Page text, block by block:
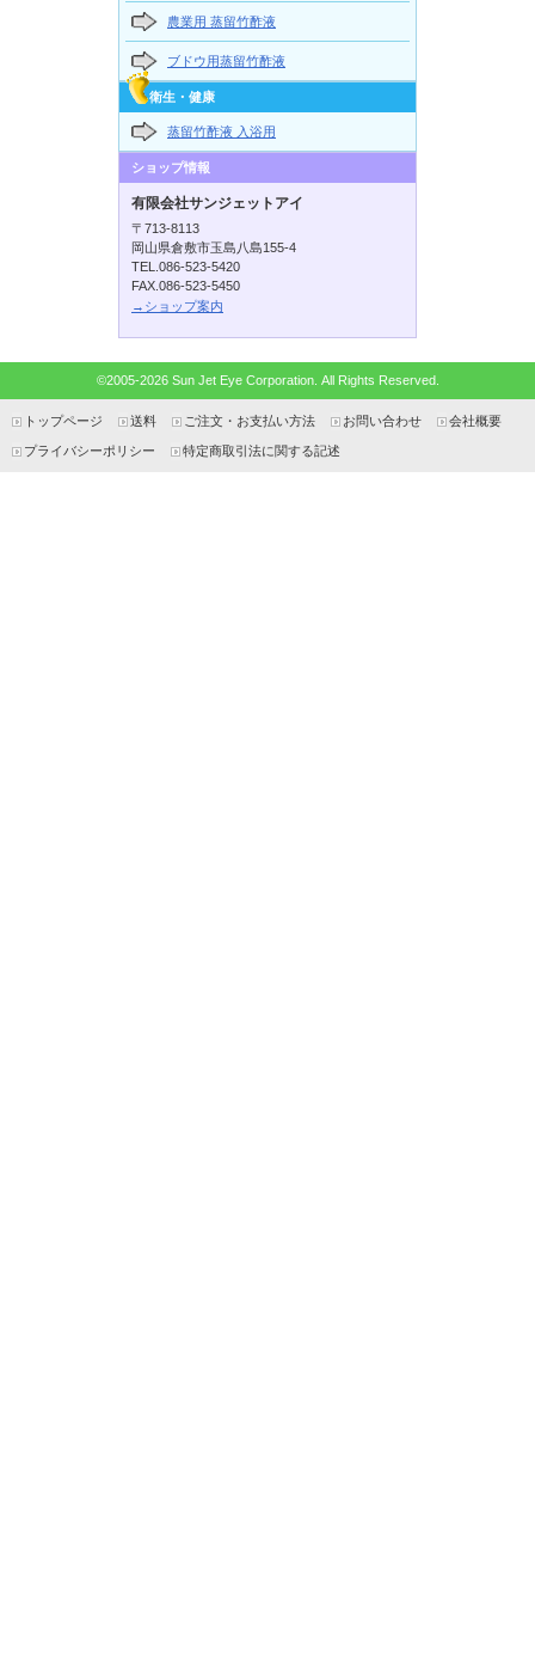
農業用 蒸留竹酢液
ブドウ用蒸留竹酢液
衛生・健康
蒸留竹酢液 入浴用
ショップ情報
有限会社サンジェットアイ
〒713-8113
岡山県倉敷市玉島八島155-4
TEL.086-523-5420
FAX.086-523-5450
→ショップ案内
©2005-2026 Sun Jet Eye Corporation. All Rights Reserved.
トップページ 送料 ご注文・お支払い方法 お問い合わせ 会社概要
プライバシーポリシー 特定商取引法に関する記述